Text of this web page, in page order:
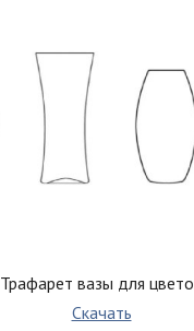
Трафарет вазы для
Скачать